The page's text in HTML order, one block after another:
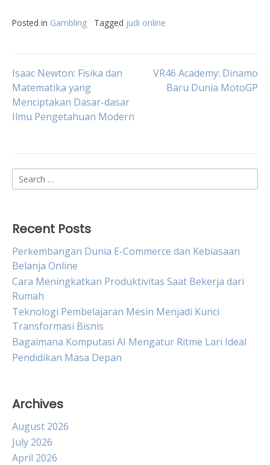
Posted in Gambling Tagged judi online
Post
navigation
Isaac Newton: Fisika dan
Matematika yang
Menciptakan Dasar-dasar
Ilmu Pengetahuan Modern
VR46 Academy: Dinamo
Baru Dunia MotoGP
Search
for:
Recent Posts
Perkembangan Dunia E-Commerce dan Kebiasaan
Belanja Online
Cara Meningkatkan Produktivitas Saat Bekerja dari
Rumah
Teknologi Pembelajaran Mesin Menjadi Kunci
Transformasi Bisnis
Bagaimana Komputasi AI Mengatur Ritme Lari Ideal
Pendidikan Masa Depan
Archives
August 2026
July 2026
April 2026